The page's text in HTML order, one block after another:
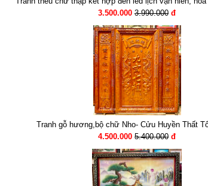
3.500.000 3.990.000 đ
Tranh gỗ hương,bộ chữ Nho- Cửu Huyền Thất
4.500.000 5.400.000 đ